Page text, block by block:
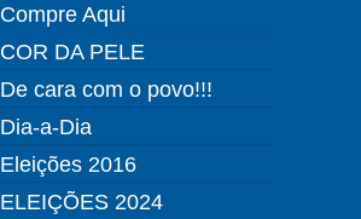
Compre Aqui
COR DA PELE
De cara com o povo!!!
Dia-a-Dia
Eleições 2016
ELEIÇÕES 2024